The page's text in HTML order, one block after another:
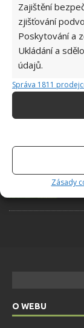
Zajištění
zjišťování
Poskytování a
Ukládání a
údajů.
Správa 1811
Zásady
ŽHAVÉ
O WEBU